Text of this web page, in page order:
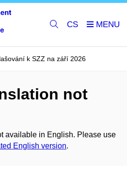
CS
k SZZ na září 2026
not
available in English. Please use
English version.